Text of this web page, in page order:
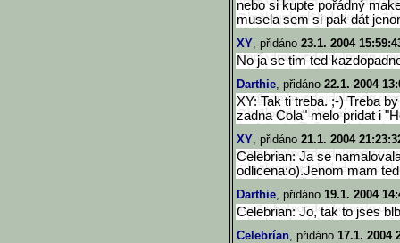
nebo si kupte pořádný
musela sem si pak dát
XY, přidáno 23.1. 2004
No ja se tim ted
Darthie, přidáno 22.1. 2004
XY: Tak ti treba. ;-) Treba
zadna Cola" melo pridat i
XY, přidáno 21.1. 2004
Celebrian: Ja se
odlicena:o).Jenom mam
Darthie, přidáno 19.1. 2004
Celebrian: Jo, tak to jses
Celebrían, přidáno 17.1. 2004